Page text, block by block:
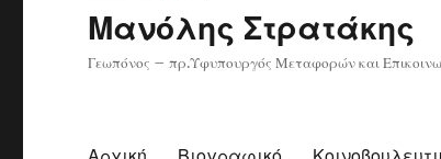
Μανόλης Στρατάκης
Γεωπόνος – πρ.Υφυπουργός Μεταφορών και